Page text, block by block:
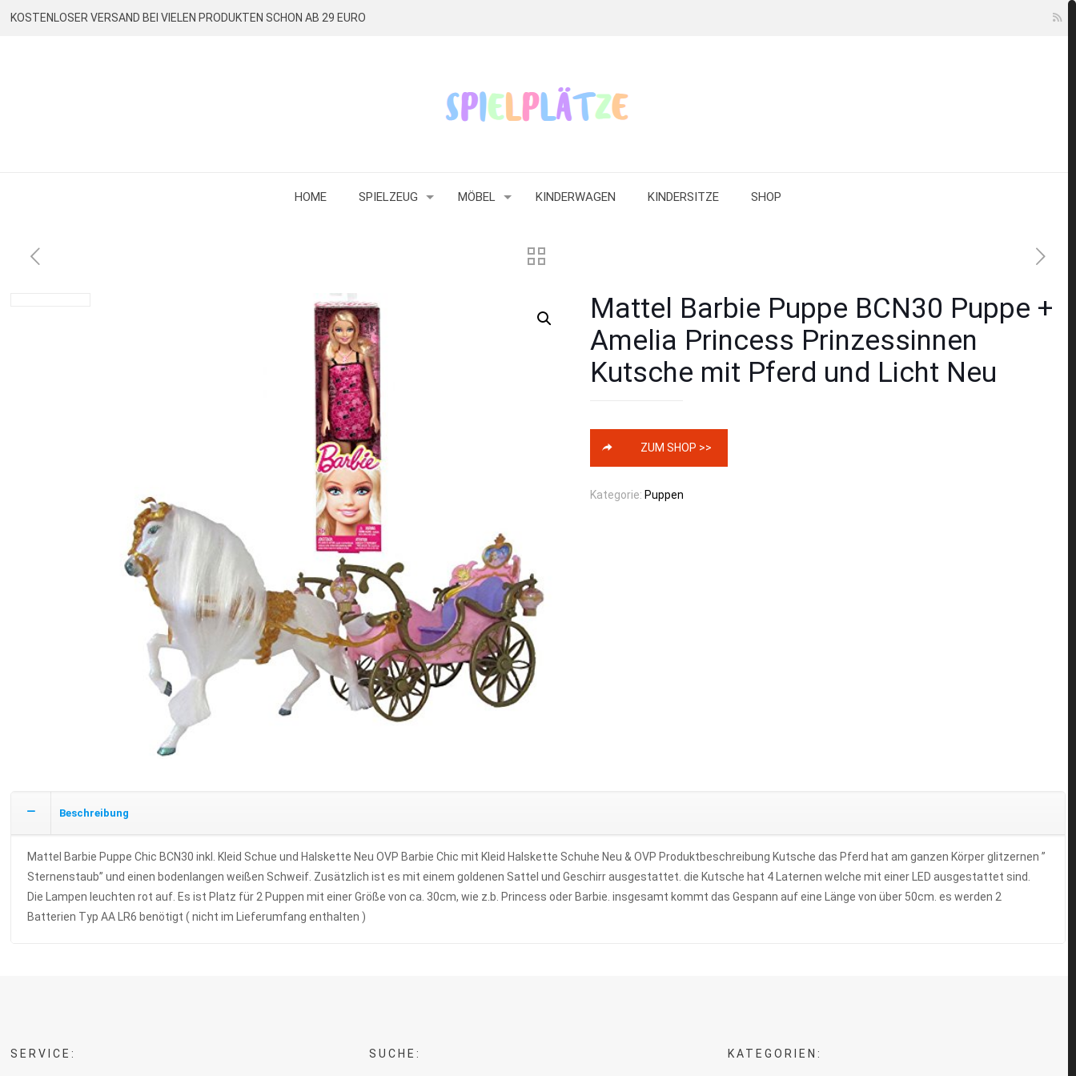
KOSTENLOSER VERSAND BEI VIELEN PRODUKTEN SCHON AB 29 EURO
HOME SPIELZEUG MÖBEL KINDERWAGEN KINDERSITZE SHOP
Mattel Barbie Puppe BCN30 Puppe +
Amelia Princess Prinzessinnen
Kutsche mit Pferd und Licht Neu
ZUM SHOP >>
Kategorie: Puppen
Beschreibung
Mattel Barbie Puppe Chic BCN30 inkl. Kleid Schue und Halskette Neu OVP Barbie Chic mit Kleid Halskette Schuhe Neu & OVP Produktbeschreibung Kutsche das Pferd hat am ganzen Körper glitzernen ”
Sternenstaub” und einen bodenlangen weißen Schweif. Zusätzlich ist es mit einem goldenen Sattel und Geschirr ausgestattet. die Kutsche hat 4 Laternen welche mit einer LED ausgestattet sind.
Die Lampen leuchten rot auf. Es ist Platz für 2 Puppen mit einer Größe von ca. 30cm, wie z.b. Princess oder Barbie. insgesamt kommt das Gespann auf eine Länge von über 50cm. es werden 2
Batterien Typ AA LR6 benötigt ( nicht im Lieferumfang enthalten )
SERVICE: SUCHE: KATEGORIEN: